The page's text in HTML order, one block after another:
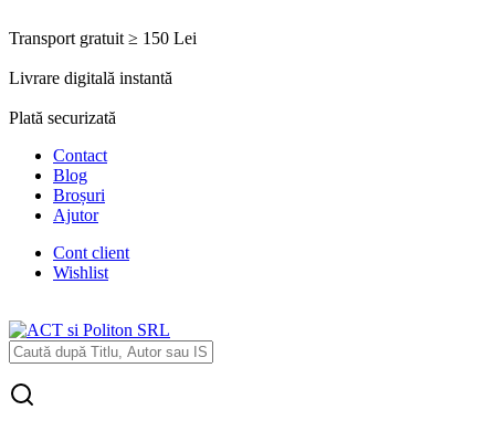
Transport gratuit ≥ 150 Lei
Livrare digitală instantă
Plată securizată
Contact
Blog
Broșuri
Ajutor
Cont client
Wishlist